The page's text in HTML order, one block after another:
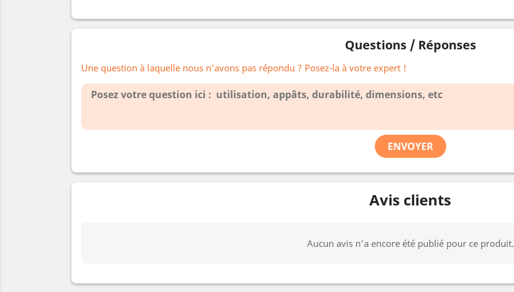
Questions / Réponses
Une question à laquelle nous n'avons pas répondu ? Posez-la à votre expert !
ENVOYER
Avis clients
Aucun avis n'a encore été publié pour ce produit.